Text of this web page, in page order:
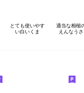
とても使いやす
い白いくま
適当な相槌
えんなう